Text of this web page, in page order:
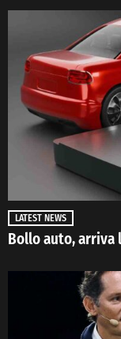
LATEST NEWS
Bollo auto, arriva